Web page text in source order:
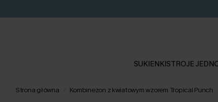
SUKIENKISTROJE
Strona główna Kombinezon z kwiatowym wzorem Tropical Punch